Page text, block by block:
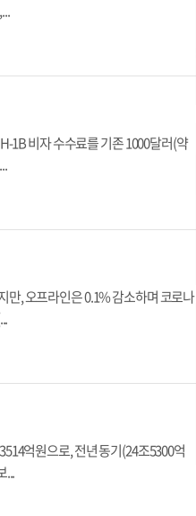
1B 비자 수수료를 기존 1000달러(약
만, 오프라인은 0.1% 감소하며 코로나
억원으로, 전년 동기(24조5300억
...